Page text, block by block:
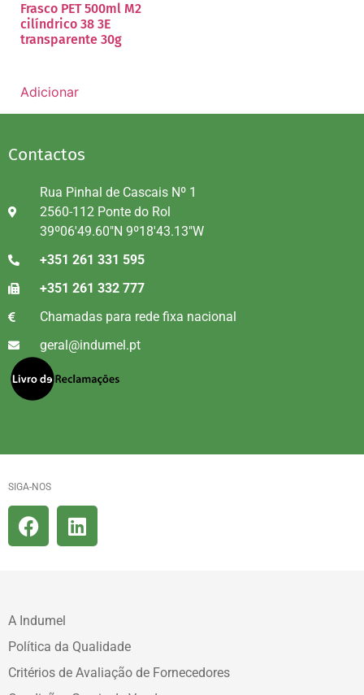
Frasco PET 500ml M2
cilíndrico 38 3E
transparente 30g
Adicionar
Contactos
Rua Pinhal de Cascais Nº 1
2560-112 Ponte do Rol
39º06'49.60"N 9º18'43.13"W
+351 261 331 595
+351 261 332 777
Chamadas para rede fixa nacional
geral@indumel.pt
SIGA-NOS
A Indumel
Política da Qualidade
Critérios de Avaliação de Fornecedores